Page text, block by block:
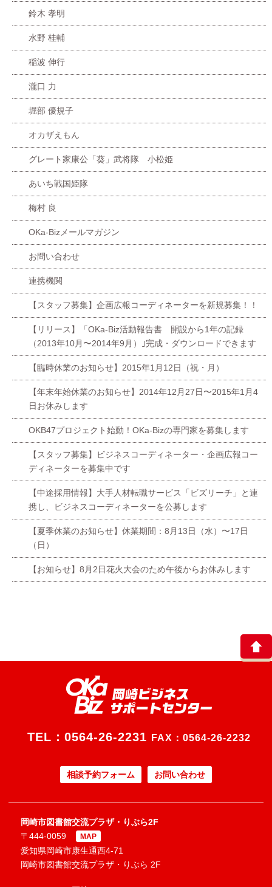
鈴木 孝明
水野 桂輔
稲波 伸行
瀧口 力
堀部 優規子
オカザえもん
グレート家康公「葵」武将隊 小松姫
あいち戦国姫隊
梅村 良
OKa-Bizメールマガジン
お問い合わせ
連携機関
【スタッフ募集】企画広報コーディネーターを新規募集！！
【リリース】「OKa-Biz活動報告書 開設から1年の記録
（2013年10月〜2014年9月）｣完成・ダウンロードできます
【臨時休業のお知らせ】2015年1月12日（祝・月）
【年末年始休業のお知らせ】2014年12月27日〜2015年1月4
日お休みします
OKB47プロジェクト始動！OKa-Bizの専門家を募集します
【スタッフ募集】ビジネスコーディネーター・企画広報コー
ディネーターを募集中です
【中途採用情報】大手人材転職サービス「ビズリーチ」と連
携し、ビジネスコーディネーターを公募します
【夏季休業のお知らせ】休業期間：8月13日（水）〜17日
（日）
【お知らせ】8月2日花火大会のため午後からお休みします
TEL： 0564-26-2231 FAX：0564-26-2232
相談予約フォーム お問い合わせ
岡崎市図書館交流プラザ・りぶら2F
〒444-0059
MAP
愛知県岡崎市康生通西4-71
岡崎市図書館交流プラザ・りぶら 2F